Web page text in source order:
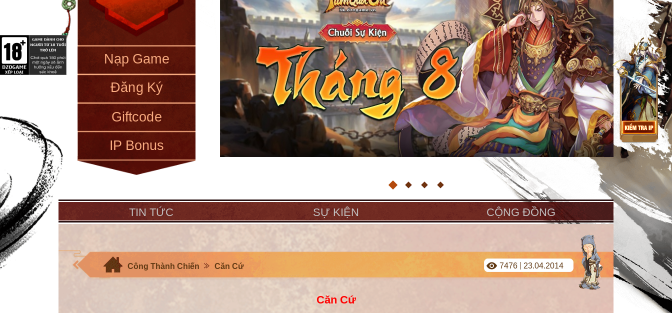
Nạp Game
Đăng Ký
Giftcode
IP Bonus
TIN TỨC SỰ KIỆN CỘNG ĐỒNG
Công Thành Chiến Căn Cứ 7476 23.04.2014
Căn Cứ